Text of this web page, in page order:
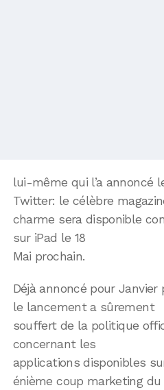
lui-même qui l’a annoncé
Twitter: le célèbre
charme sera disponible
sur iPad le 18
Mai prochain.
Déjà annoncé pour Janvier
le lancement a sûrement
souffert de la politique
concernant les
applications disponibles
énième coup marketing du